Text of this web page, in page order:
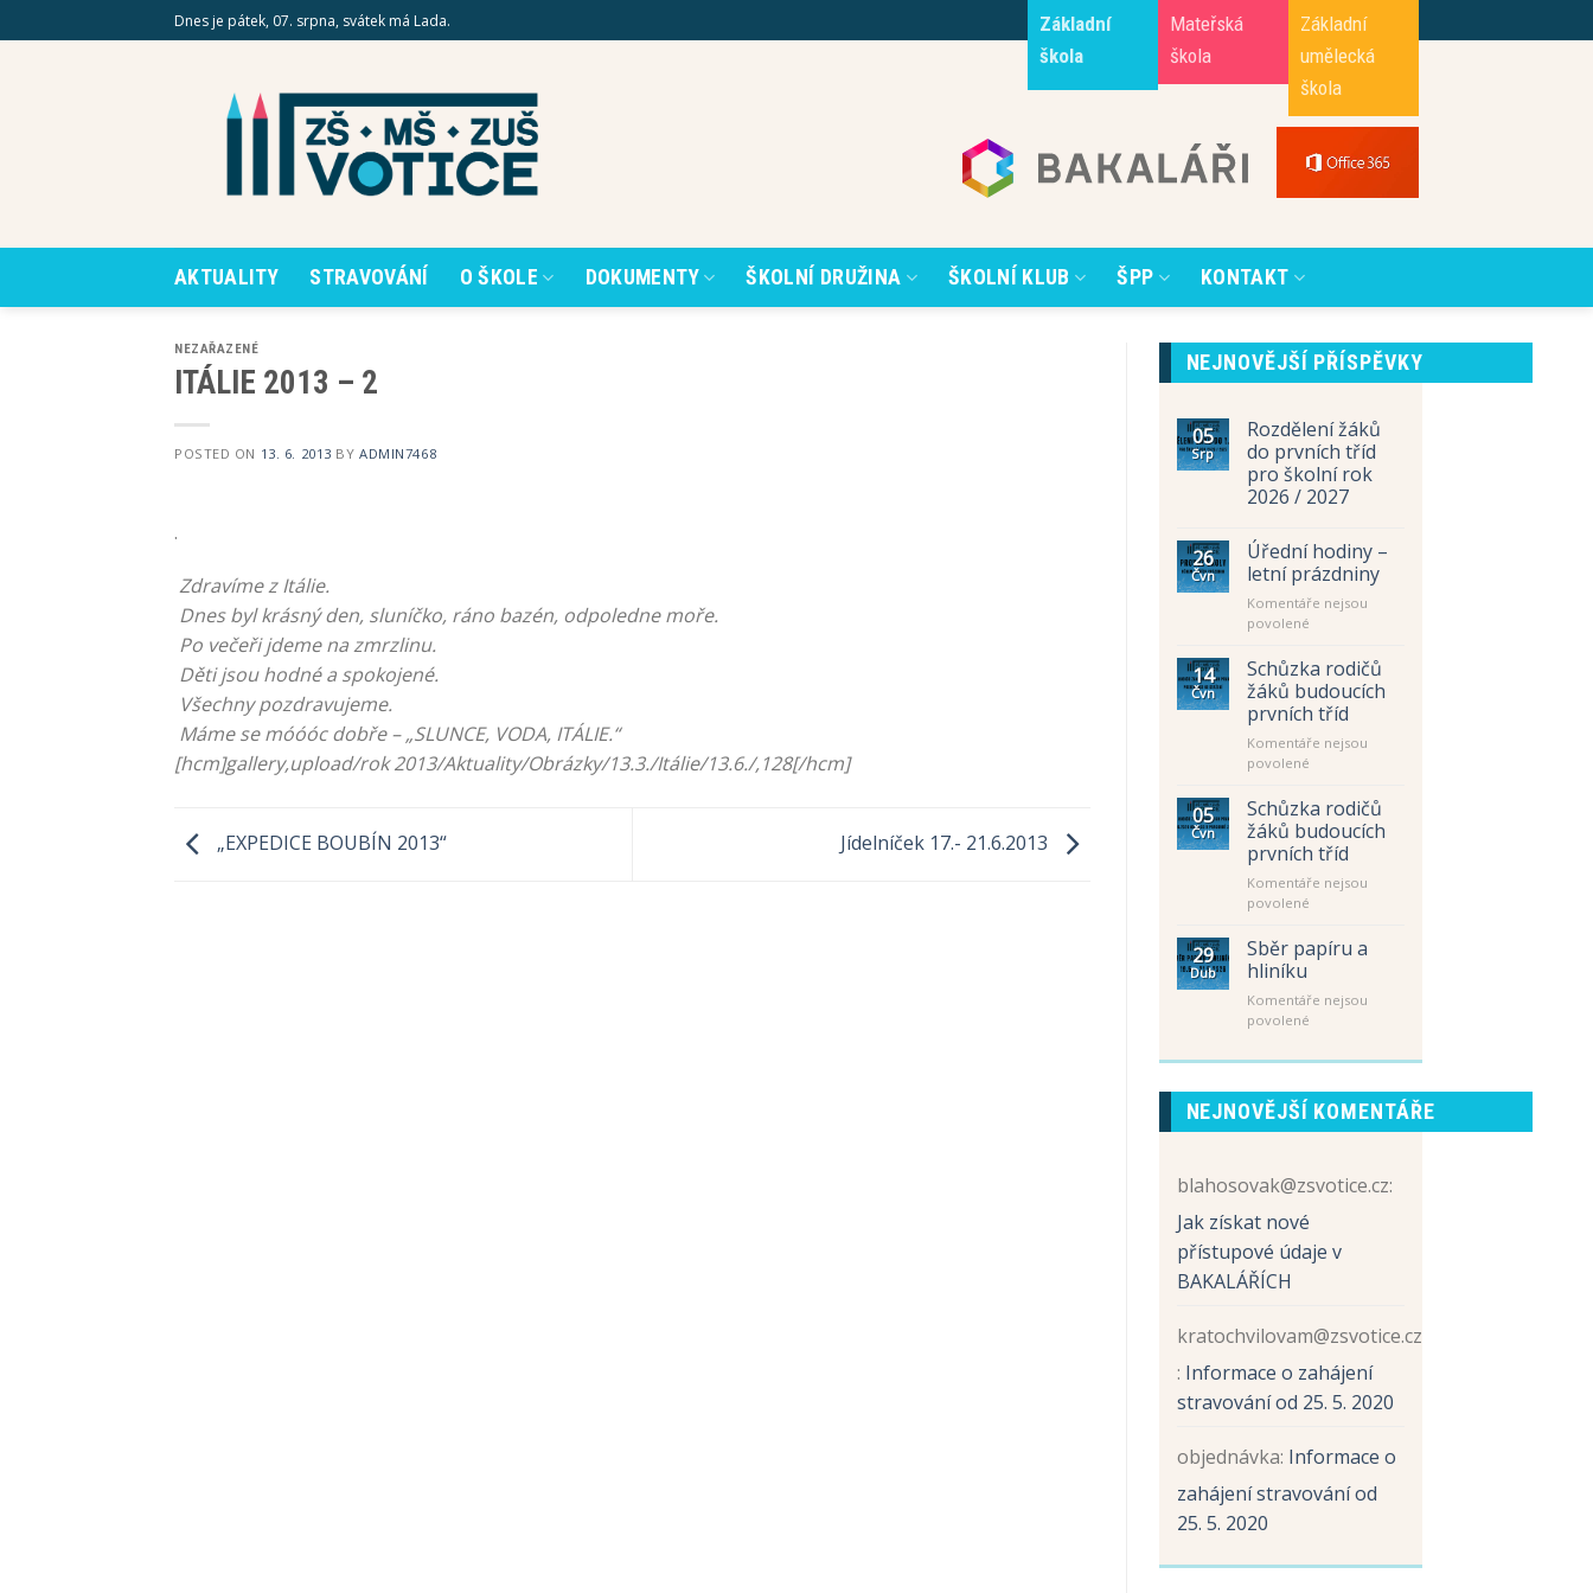
to
Dnes je pátek, 07. srpna, svátek má Lada.
Mateřská
škola
Základní
škola
Základní
umělecká
škola
AKTUALITY STRAVOVÁNÍ O ŠKOLE DOKUMENTY ŠKOLNÍ DRUŽINA ŠKOLNÍ KLUB ŠPP KONTAKT
NEZAŘAZENÉ
ITÁLIE 2013 – 2
POSTED ON 13. 6. 2013 BYADMIN7468
.
Zdravíme z Itálie.
Dnes byl krásný den, sluníčko, ráno bazén, odpoledne moře.
Po večeři jdeme na zmrzlinu.
Děti jsou hodné a spokojené.
Všechny pozdravujeme.
Máme se móóóc dobře – „SLUNCE, VODA, ITÁLIE.“
[hcm]gallery,upload/rok 2013/Aktuality/Obrázky/13.3./Itálie/13.6./,128[/hcm]
„EXPEDICE BOUBÍN 2013“ Jídelníček 17.- 21.6.2013
NEJNOVĚJŠÍ PŘÍSPĚVKY
05
Srp
Rozdělení žáků
do prvních tříd
pro školní rok
2026 / 2027
26
Čvn
Úřední hodiny –
letní prázdniny
Komentáře nejsou
povolenéu
s
názvem
Úřední
hodiny
–
letní
14
Čvn
Schůzka rodičů
žáků budoucích
prvních tříd
Komentáře nejsou
povolenéu
s
názvem
Schůzka
rodičů
žáků
budoucích
tříd
05
Čvn
Schůzka rodičů
žáků budoucích
prvních tříd
Komentáře nejsou
povolenéu
s
názvem
rodičů
žáků
prvních
29
Dub
Sběr papíru a
hliníku
Komentáře nejsou
povolenéu
s
Sběr
papíru
NEJNOVĚJŠÍ KOMENTÁŘE
blahosovak@zsvotice.cz:
Jak získat nové
přístupové údaje v
BAKALÁŘÍCH
kratochvilovam@zsvotice.cz
: Informace o zahájení
stravování od 25. 5. 2020
objednávka: Informace o
zahájení stravování od
25. 5. 2020